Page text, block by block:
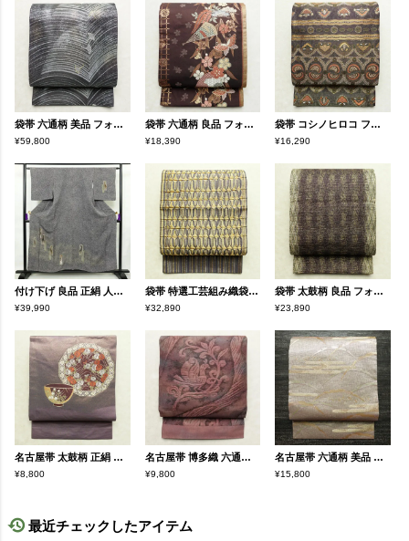
袋帯 六通柄 美品 フォーマル用 正絹 木の葉・植物柄 リサイクル帯 帯 金糸 銀糸 箔 イチョウ 入学式 卒業式 結婚式 七五三 お宮参り 紫・藤色
¥59,800
袋帯 六通柄 良品 フォーマル用 正絹 古典柄 箔 金糸 帯 扇子 蝶 桜 紫・藤色
¥18,390
袋帯 コシノヒロコ ファッションデザイナー HIROKO KOSHINO 六通柄 正絹 幾何学柄・抽象柄 金通し 金糸 フォーマル 帯 紫・藤色
¥16,290
付け下げ 良品 正絹 人物・動物柄 袷仕立て 身丈155.5cm 裄丈63cm 箔 共八掛 金彩 金通し フォーマル 着物 紫・藤色
¥39,990
袋帯 特選工芸組み織袋帯 ひなや 太鼓柄 良品 フォーマル用 正絹 縞柄・線柄 金糸 帯 紫・藤色
¥32,890
袋帯 太鼓柄 良品 フォーマル用 正絹 縞柄・線柄 金糸 紫・藤色
¥23,890
名古屋帯 太鼓柄 正絹 古典柄 名古屋仕立て なごや帯 リサイクル帯 帯 金糸 シンプル 紫・藤色
¥8,800
名古屋帯 博多織 六通柄 良品 未仕立て 正絹 人物・動物柄 通し仕立て なごや帯 リサイクル帯 帯 紫・藤色
¥9,800
名古屋帯 六通柄 美品 正絹 古典柄 名古屋仕立て なごや帯 リサイクル帯 帯 箔 金糸 紫・藤色
¥15,800
最近チェックしたアイテム